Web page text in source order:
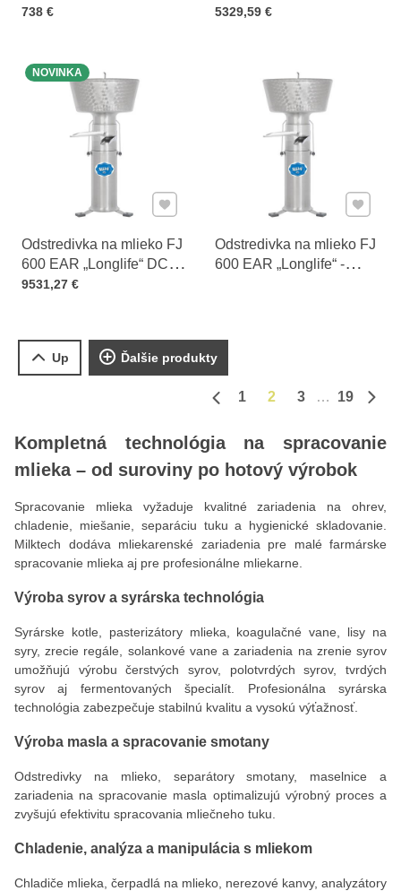
Cena s DPH
738 € Cena s DPH
5329,59 €
Odstredivka na mlieko FJ
600 EAR „Longlife“ DC
(230 V)
Cena s DPH
9531,27 €
NOVINKA
Pridať k Obľúbeným
Odstredivka na mlieko FJ
600 EAR „Longlife“ -
Pridať
Up Ďalšie produkty
1 2 3
19
Kompletná technológia na spracovanie
mlieka – od suroviny po hotový výrobok
Spracovanie mlieka vyžaduje kvalitné zariadenia na ohrev,
chladenie, miešanie, separáciu tuku a hygienické skladovanie.
Milktech dodáva mliekarenské zariadenia pre malé farmárske
spracovanie mlieka aj pre profesionálne mliekarne.
Výroba syrov a syrárska technológia
Syrárske kotle, pasterizátory mlieka, koagulačné vane, lisy na
syry, zrecie regále, solankové vane a zariadenia na zrenie syrov
umožňujú výrobu čerstvých syrov, polotvrdých syrov, tvrdých
syrov aj fermentovaných špecialít. Profesionálna syrárska
technológia zabezpečuje stabilnú kvalitu a vysokú výťažnosť.
Výroba masla a spracovanie smotany
Odstredivky na mlieko, separátory smotany, maselnice a
zariadenia na spracovanie masla optimalizujú výrobný proces a
zvyšujú efektivitu spracovania mliečneho tuku.
Chladenie, analýza a manipulácia s mliekom
Chladiče mlieka, čerpadlá na mlieko, nerezové kanvy, analyzátory